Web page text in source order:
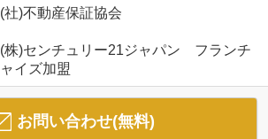
(社)不動産保証協会
(株)センチュリー21ジャパン フランチ
ャイズ加盟
お問い合わせ(無料)